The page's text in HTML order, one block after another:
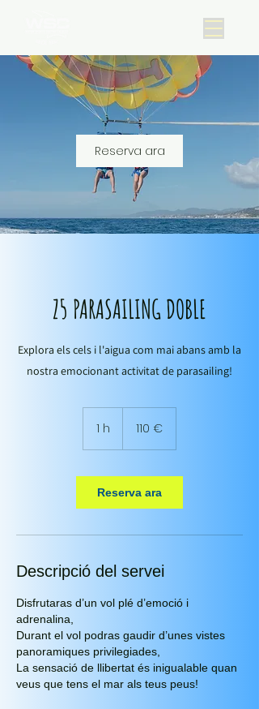
Reserva ara
Z5 PARASAILING DOBLE
Explora els cels i l'aigua com mai abans amb la
nostra emocionant activitat de parasailing!
1 h 110 €
Reserva ara
Descripció del servei
Disfrutaras d’un vol plé d’emoció i
adrenalina,
Durant el vol podras gaudir d’unes vistes
panoramiques privilegiades,
La sensació de llibertat és inigualable quan
veus que tens el mar als teus peus!